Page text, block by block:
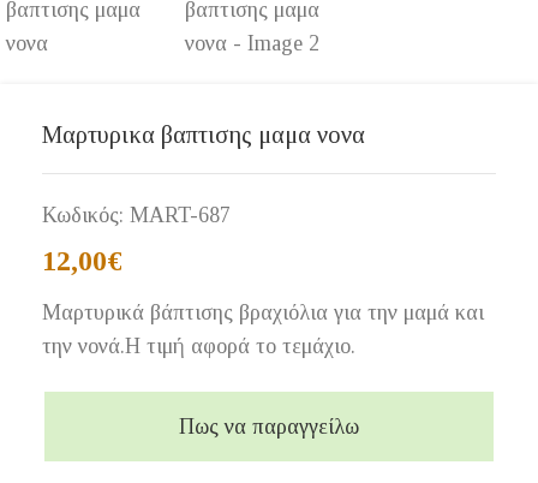
Μαρτυρικα βαπτισης μαμα νονα
Κωδικός: MART-687
12,00€
Μαρτυρικά βάπτισης βραχιόλια για την μαμά και
την νονά.Η τιμή αφορά το τεμάχιο.
Πως να παραγγείλω